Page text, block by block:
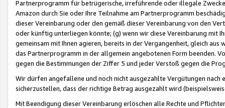
Partnerprogramm für betrügerische, irreführende oder illegale
Amazon durch Sie oder Ihre Teilnahme am Partnerprogramm
dieser Vereinbarung oder den gemäß dieser Vereinbarung von den
oder künftig unterliegen könnte; (g) wenn wir diese Vereinbarung mit
gemeinsam mit Ihnen agieren, bereits in der Vergangenheit, gleich
das Partnerprogramm in der allgemein angebotenen Form beenden.
gegen die Bestimmungen der Ziffer 5 und jeder Verstoß gegen die
Wir dürfen angefallene und noch nicht ausgezahlte Vergütungen
sicherzustellen, dass der richtige Betrag ausgezahlt wird
Mit Beendigung dieser Vereinbarung erlöschen alle Rechte und